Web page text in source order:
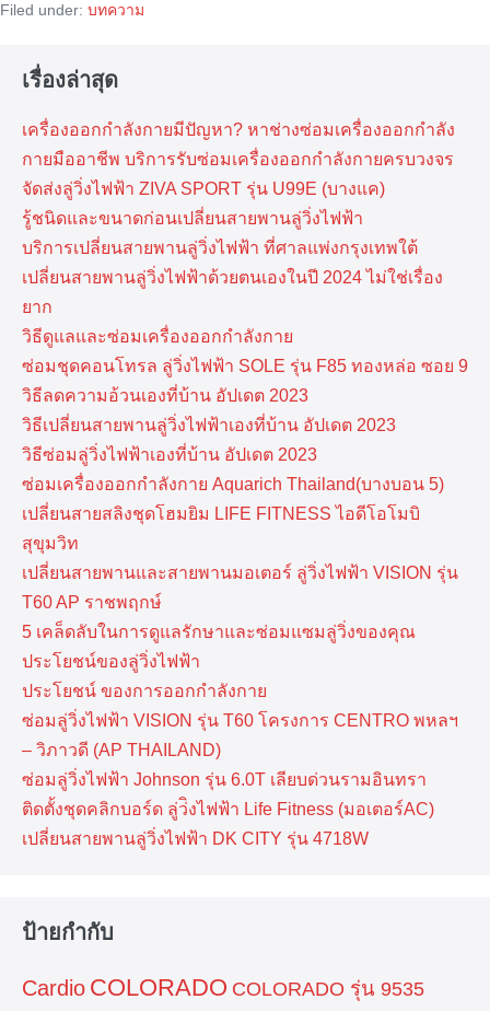
กำลัง
หุ่น
Filed under: บทความ
เรื่องล่าสุด
เครื่องออกกำลังกายมีปัญหา? หาช่างซ่อมเครื่องออกกำลัง
กายมืออาชีพ บริการรับซ่อมเครื่องออกกำลังกายครบวงจร
จัดส่งลู่วิ่งไฟฟ้า ZIVA SPORT รุ่น U99E (บางแค)
รู้ชนิดและขนาดก่อนเปลี่ยนสายพานลู่วิ่งไฟฟ้า
บริการเปลี่ยนสายพานลู่วิ่งไฟฟ้า ที่​ศาลแพ่งกรุงเทพ​ใต้
เปลี่ยนสายพานลู่วิ่งไฟฟ้าด้วยตนเองในปี 2024 ไม่ใช่เรื่อง
ยาก
วิธีดูแลและซ่อมเครื่องออกกำลังกาย
ซ่อมชุดคอนโทรล ลู่วิ่งไฟฟ้า SOLE รุ่น F85 ทองหล่อ ซอย 9
วิธีลดความอ้วนเองที่บ้าน อัปเดต 2023
วิธีเปลี่ยนสายพานลู่วิ่งไฟฟ้าเองที่บ้าน อัปเดต 2023
วิธีซ่อมลู่วิ่งไฟฟ้าเองที่บ้าน อัปเดต 2023
ซ่อมเครื่องออกกำลังกาย Aquarich Thailand(บางบอน 5)
เปลี่ยนสายสลิงชุดโฮมยิม LIFE FITNESS ไอดีโอโมบิ
สุขุมวิท
เปลี่ยนสายพานและสายพานมอเตอร์ ลู่วิ่งไฟฟ้า VISION รุ่น
T60 AP ราชพฤกษ์
5 เคล็ดลับในการดูแลรักษาและซ่อมแซมลู่วิ่งของคุณ
ประโยชน์ของลู่วิ่งไฟฟ้า
ประโยชน์ ของการออกกำลังกาย
ซ่อมลู่วิ่งไฟฟ้า VISION รุ่น T60 โครงการ CENTRO พหลฯ
– วิภาวดี (AP THAILAND)
ซ่อมลู่วิ่งไฟฟ้า Johnson รุ่น 6.0T เลียบด่วนรามอินทรา
ติดตั้งชุดคลิกบอร์ด ลู่ว่ิงไฟฟ้า Life Fitness (มอเตอร์AC)
เปลี่ยนสายพานลู่วิ่งไฟฟ้า DK CITY รุ่น 4718W
ป้ายกำกับ
Cardio COLORADO COLORADO รุ่น 9535